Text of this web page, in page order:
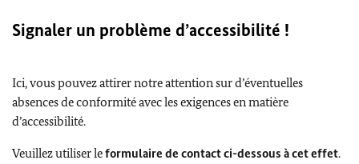
Signaler un problème d’accessibilité !
Ici, vous pouvez attirer notre attention sur d’éventuelles
absences de conformité avec les exigences en matière
d’accessibilité.
Veuillez utiliser leformulaire de contact ci-dessous à cet effet.